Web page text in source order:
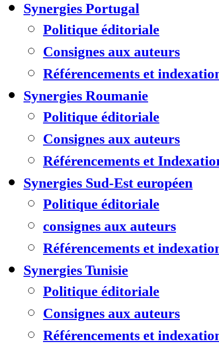
Synergies Portugal
Politique éditoriale
Consignes aux auteurs
Référencements et
Synergies Roumanie
Politique éditoriale
Consignes aux auteurs
Référencements et
Synergies Sud-Est européen
Politique éditoriale
consignes aux auteurs
Référencements et
Synergies Tunisie
Politique éditoriale
Consignes aux auteurs
Référencements et